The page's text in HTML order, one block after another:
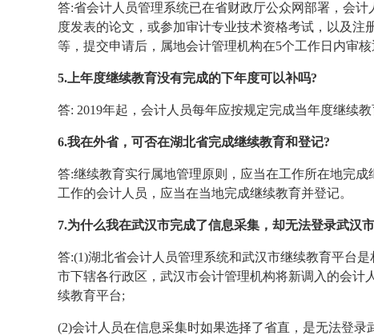
答:省会计人员管理系统已在省财政厅公众网部署，会
度发表的论文，或参加审计专业技术资格考试，以及
等，提交申请后，属地会计管理机构在5个工作日内审核
5.上年度继续教育没有完成的下年度可以补吗?
答: 2019年起，会计人员每年应按规定完成当年度继续
6.我在外省，可否在湖北省完成继续教育和登记?
答:继续教育实行属地管理原则，应当在工作所在地完
工作的会计人员，应当在当地完成继续教育并登记。
7.为什么我在武汉市完成了信息采集，却无法登录武汉
答:(1)湖北省会计人员管理系统和武汉市继续教育平台
市下辖各行政区，武汉市会计管理机构将新调入的会
续教育平台;
(2)会计人员在信息采集时如果选择了省直，是无法登